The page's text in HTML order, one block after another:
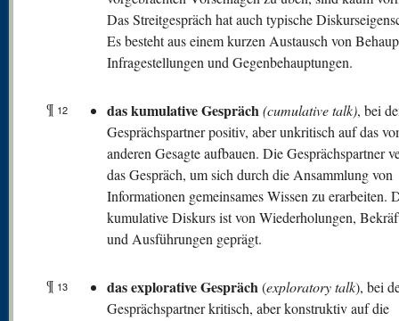
Das Streitgespräch hat auch typische
Es besteht aus einem kurzen Austausch von
Infragestellungen und Gegenbehauptungen.
¶ 12 das kumulative Gespräch (cumulative talk), bei
Gesprächspartner positiv, aber unkritisch auf das
anderen Gesagte aufbauen. Die Gesprächspartner
das Gespräch, um sich durch die Ansammlung von
Informationen gemeinsames Wissen zu erarbeiten.
kumulative Diskurs ist von Wiederholungen,
und Ausführungen geprägt.
¶ 13 das explorative Gespräch (exploratory talk), bei
Gesprächspartner kritisch, aber konstruktiv auf die